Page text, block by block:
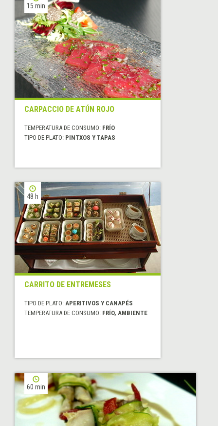
15 min
CARPACCIO DE ATÚN ROJO
TEMPERATURA DE CONSUMO: FRÍO
TIPO DE PLATO: PINTXOS Y TAPAS
48 h
CARRITO DE ENTREMESES
TIPO DE PLATO: APERITIVOS Y CANAPÉS
TEMPERATURA DE CONSUMO: FRÍO, AMBIENTE
60 min